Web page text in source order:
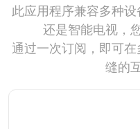
此应用程序兼容多种
还是智能电视，
通过一次订阅，即可
缝的